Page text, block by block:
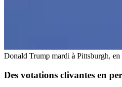
Donald Trump mardi à Pittsburgh, en
Des votations clivantes en